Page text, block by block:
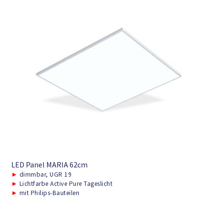
LED Panel MARIA 62cm
► dimmbar, UGR 19
► Lichtfarbe Active Pure Tageslicht
► mit Philips-Bauteilen